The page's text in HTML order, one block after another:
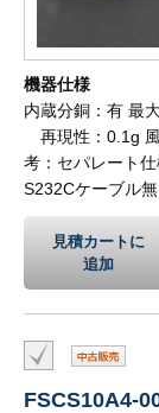
機器仕様
内蔵分銅：有 最
再現性：0.1g
考：セパレート
S232Cケーブル無
見積カートに
追加
FSCS10A4-